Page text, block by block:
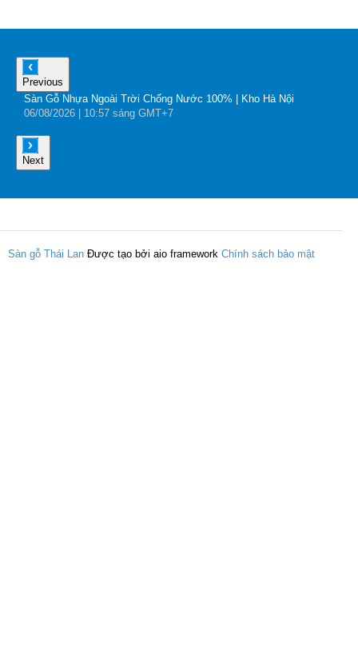
Previous
Sàn Gỗ Nhựa Ngoài Trời Chống Nước 100% | Kho Hà Nội
06/08/2026 | 10:57 sáng GMT+7
Next
Sàn gỗ Thái Lan Được tạo bởi aio framework Chính sách bảo mật